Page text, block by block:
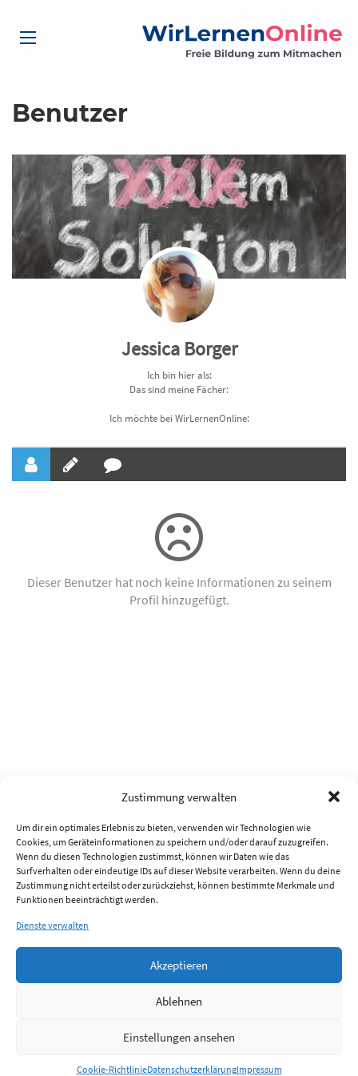
Zustimmung verwalten
Um dir ein optimales Erlebnis zu bieten, verwenden wir Technologien wie
Cookies, um Geräteinformationen zu speichern und/oder darauf zuzugreifen.
Wenn du diesen Technologien zustimmst, können wir Daten wie das
Surfverhalten oder eindeutige IDs auf dieser Website verarbeiten. Wenn du deine
Zustimmung nicht erteilst oder zurückziehst, können bestimmte Merkmale und
Funktionen beeinträchtigt werden.
Dienste verwalten
Akzeptieren
Ablehnen
Einstellungen ansehen
Cookie-RichtlinieDatenschutzerklärungImpressum
Benutzer
Jessica Borger
Ich bin hier als:
Das sind meine Fächer:
Ich möchte bei WirLernenOnline:
Dieser Benutzer hat noch keine Informationen zu seinem
Profil hinzugefügt.